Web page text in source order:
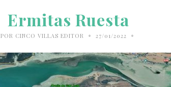
Ermitas Ruesta
POR CINCO VILLAS EDITOR • 27/01/2022 •